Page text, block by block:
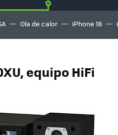
Ola de calor iPhone 18
equipo HiFi